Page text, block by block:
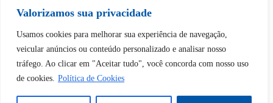
Valorizamos sua privacidade
Usamos cookies para melhorar sua experiência de navegação,
veicular anúncios ou conteúdo personalizado e analisar nosso
tráfego. Ao clicar em "Aceitar tudo", você concorda com nosso uso
de cookies. Política de Cookies
Tem certeza de que deseja
desbloquear esta publicação?